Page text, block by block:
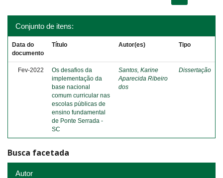
Conjunto de itens:
Data do
documento
Título Autor(es) Tipo
Fev-2022
Os desafios da
implementação da
base nacional
comum curricular nas
escolas públicas de
ensino fundamental
de Ponte Serrada -
SC
Santos, Karine
Aparecida Ribeiro
dos
Dissertação
Busca facetada
Autor